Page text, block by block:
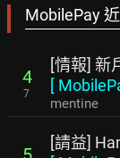
MobilePay
4
7
[情報] 新
[
mentine
[請益]